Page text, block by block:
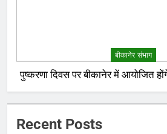
बीकानेर संभाग
पुष्करणा दिवस पर बीकानेर में आयोजित
Recent Posts